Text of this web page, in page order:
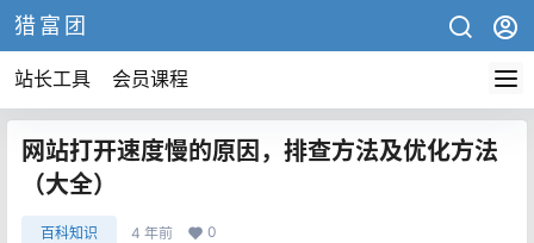
猎富团
站长工具 会员课程
网站打开速度慢的原因，排查方法及优化方法
（大全）
百科知识 4 年前 0